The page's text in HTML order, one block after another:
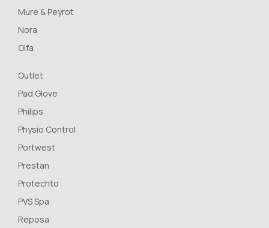
Mure & Peyrot
Nora
Olfa
Outlet
Pad Glove
Philips
Physio Control
Portwest
Prestan
Protechto
PVS Spa
Reposa